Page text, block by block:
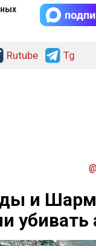
Rutube Tg
и
убивать